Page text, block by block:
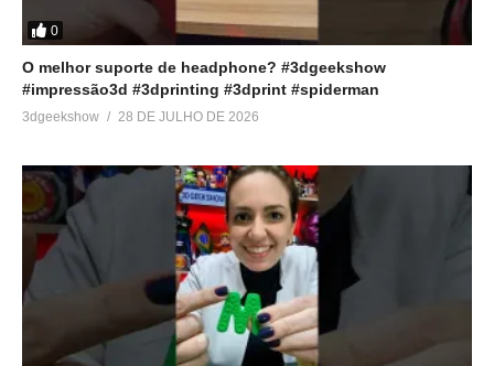
0
O melhor suporte de headphone? #3dgeekshow
#impressão3d #3dprinting #3dprint #spiderman
3dgeekshow 28 DE JULHO DE 2026